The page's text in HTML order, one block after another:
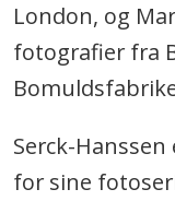
London, og
fotografier fra
Serck-
for sine